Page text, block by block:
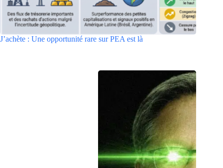
J’achète : Une opportunité rare sur PEA est là